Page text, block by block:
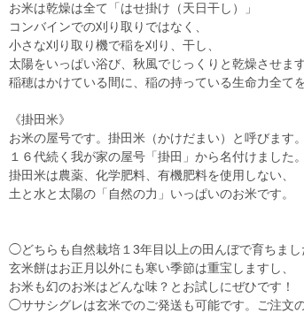
お米は乾燥は全て「はせ掛け（天日干し）」
コンバインでの刈り取りではなく、
小さな刈り取り機で稲を刈り、干し、
太陽をいっぱい浴び、秋風でじっくりと乾燥させます
稲穂はかけている間に、稲の持っている生命力全て
《掛田米》
お米の屋号です。掛田米（かけだまい）と呼びます。
１６代続く我が家の屋号「掛田」から名付けました。
掛田米は農薬、化学肥料、有機肥料を使用しない、
土と水と太陽の「自然の力」いっぱいのお米です。
◯どちらも自然栽培１3年目以上の田んぼで育ちまし
玄米餅はお正月以外にも寒い季節は重宝しますし、
お米も幻のお米はどんな味？とお試しにぜひです！
◯ササシグレは玄米でのご発送も可能です。ご注文